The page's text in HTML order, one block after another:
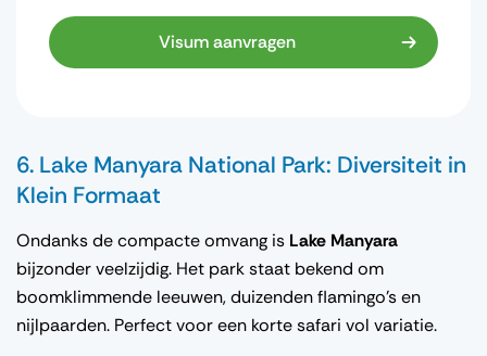
Visum aanvragen
6. Lake Manyara National Park: Diversiteit in
Klein Formaat
Ondanks de compacte omvang is Lake Manyara
bijzonder veelzijdig. Het park staat bekend om
boomklimmende leeuwen, duizenden flamingo’s en
nijlpaarden. Perfect voor een korte safari vol variatie.